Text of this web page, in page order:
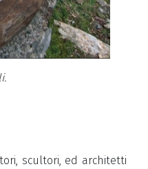
scultori, ed architetti